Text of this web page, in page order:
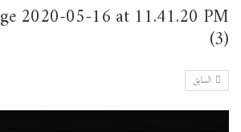
2020-05-16 at 11.41.20 PM
(3)
السابق